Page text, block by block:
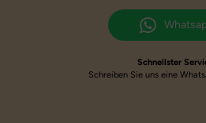
Schnellster
Schreiben Sie uns eine